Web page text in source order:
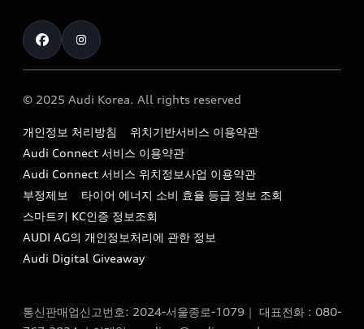
The new Audi A6 Taste Drive 이벤트
내비게이션 데이터 다운로드
아우디 영상 매뉴얼
서비스 센터
서비스 프로그램
아우디 e-tron 케어 프로그램
사설수리업체를 위한 권고사항
Formula 1
Audi Story
아우디코리아 소식
아우디코리아 소개
아우디 스토리
아우디 브랜드 히스토리
quattro 시스템
통신판매업신고번호 : 2024-서울종로-1079
대표자명 : 틸 셰어
딩)
이메일 : audi_m@audi-ccc.co.kr
© 2025 Audi Korea. All rights reserved
개인정보 처리방침
위치기반서비스 이용약관
Audi Connect 서비스 이용약관
Audi Connect 서비스 위치정보사업 이용약관
부정제보
타이어 에너지 소비 효율 등급 정보 조회
스마트키 KC인증 정보조회
AUDI AG의 개인정보처리에 관한 정보
Audi Digital Giveaway
통신판매업신고번호: 2024-서울종로-1079｜ 대표전화 : 080-